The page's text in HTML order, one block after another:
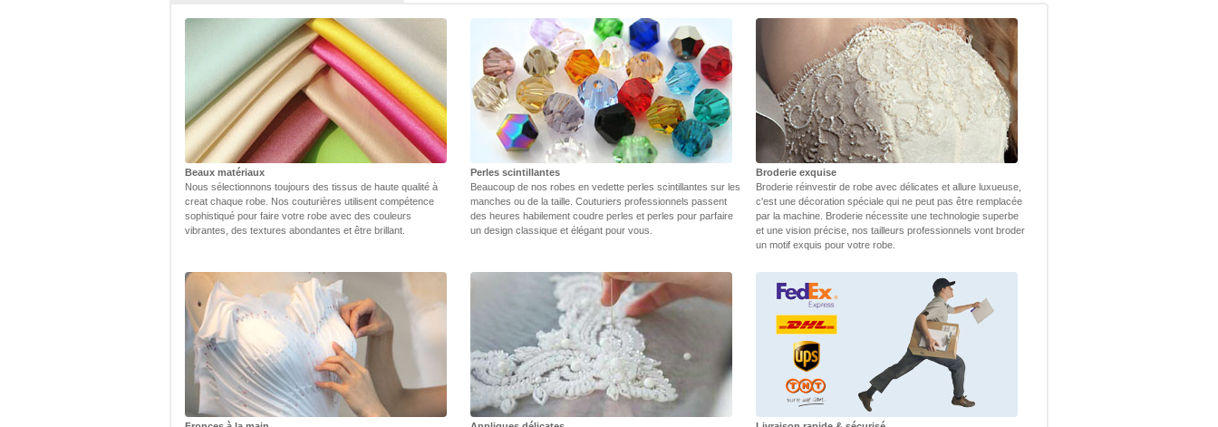
Beaux matériaux
Nous sélectionnons toujours des tissus de haute qualité à
creat chaque robe. Nos couturières utilisent compétence
sophistiqué pour faire votre robe avec des couleurs
vibrantes, des textures abondantes et être brillant.
Perles scintillantes
Beaucoup de nos robes en vedette perles scintillantes sur les
manches ou de la taille. Couturiers professionnels passent
des heures habilement coudre perles et perles pour parfaire
un design classique et élégant pour vous.
Broderie exquise
Broderie réinvestir de robe avec délicates et allure luxueuse,
c'est une décoration spéciale qui ne peut pas être remplacée
par la machine. Broderie nécessite une technologie superbe
et une vision précise, nos tailleurs professionnels vont broder
un motif exquis pour votre robe.